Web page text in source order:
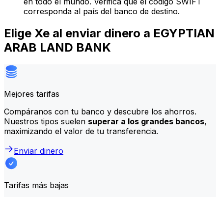
corresponda al país del banco de destino.
Elige Xe al enviar dinero a EGYPTIAN
ARAB LAND BANK
Mejores tarifas
Compáranos con tu banco y descubre los ahorros.
Nuestros tipos suelen superar a los grandes bancos,
maximizando el valor de tu transferencia.
Enviar dinero
Tarifas más bajas